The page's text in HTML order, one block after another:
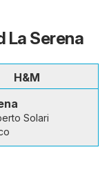
La Serena
H&M
Solari